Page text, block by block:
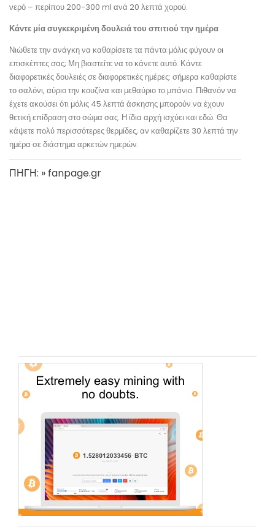
νερό – περίπου 200-300 ml ανά 20 λεπτά χορού.
Κάντε μία συγκεκριμένη δουλειά του σπιτιού την ημέρα
Νιώθετε την ανάγκη να καθαρίσετε τα πάντα μόλις φύγουν οι
επισκέπτες σας; Μη βιαστείτε να το κάνετε αυτό. Κάντε
διαφορετικές δουλειές σε διαφορετικές ημέρες: σήμερα καθαρίστε
το σαλόνι, αύριο την κουζίνα και μεθαύριο το μπάνιο. Πιθανόν να
έχετε ακούσει ότι μόλις 45 λεπτά άσκησης μπορούν να έχουν
θετική επίδραση στο σώμα σας. Η ίδια αρχή ισχύει και εδώ. Θα
κάψετε πολύ περισσότερες θερμίδες, αν καθαρίζετε 30 λεπτά την
ημέρα σε διάστημα αρκετών ημερών.
ΠΗΓΗ: » fanpage.gr